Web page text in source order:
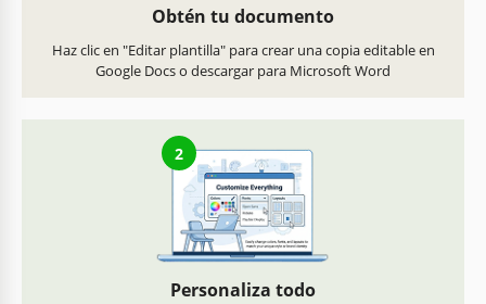
Obtén tu documento
Haz clic en "Editar plantilla" para crear una copia editable en
Google Docs o descargar para Microsoft Word
2
Personaliza todo